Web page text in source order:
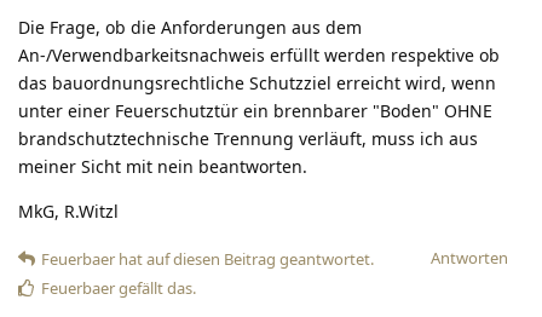
Die Frage, ob die Anforderungen aus dem
An-/Verwendbarkeitsnachweis erfüllt werden respektive ob
das bauordnungsrechtliche Schutzziel erreicht wird, wenn
unter einer Feuerschutztür ein brennbarer "Boden" OHNE
brandschutztechnische Trennung verläuft, muss ich aus
meiner Sicht mit nein beantworten.
MkG, R.Witzl
Antworten
Feuerbaer hatauf diesen Beitrag geantwortet.
Feuerbaergefällt das.